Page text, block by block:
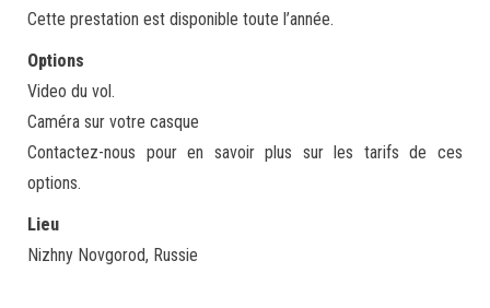
Cette prestation est disponible toute l’année.
Options
Video du vol.
Caméra sur votre casque
Contactez-nous pour en savoir plus sur les tarifs de ces
options.
Lieu
Nizhny Novgorod, Russie